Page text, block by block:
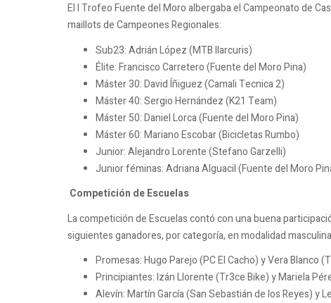
El I Trofeo Fuente del Moro albergaba el Campeonato de
maillots de Campeones Regionales:
Sub23: Adrián López (MTB Ilarcuris)
Élite: Francisco Carretero (Fuente del Moro Pina)
Máster 30: David Íñiguez (Camali Tecnica 2)
Máster 40: Sergio Hernández (K21 Team)
Máster 50: Daniel Lorca (Fuente del Moro Pina)
Máster 60: Mariano Escobar (Bicicletas Rumbo)
Junior: Alejandro Lorente (Stefano Garzelli)
Junior féminas: Adriana Alguacil (Fuente del Moro
Competición de Escuelas
La competición de Escuelas contó con una buena
siguientes ganadores, por categoría, en modalidad
Promesas: Hugo Parejo (PC El Cacho) y Vera Blanco
Principiantes: Izán Llorente (Tr3ce Bike) y Mariela
Alevín: Martín García (San Sebastián de los Reyes) y